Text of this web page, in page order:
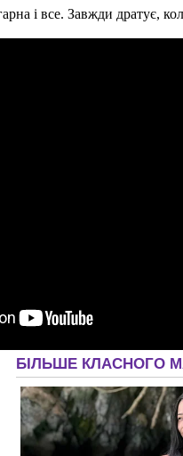
і все. Завжди дратує,